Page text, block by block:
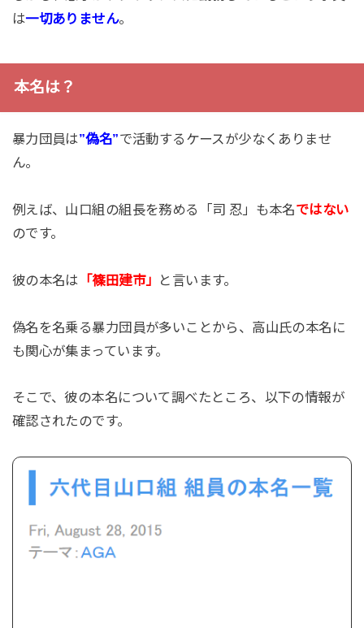
は一切ありません。
本名は？
暴力団員は”偽名”で活動するケースが少なくありませ
ん。
例えば、山口組の組長を務める「司 忍」も本名ではない
のです。
彼の本名は 「篠田建市」 と言います。
偽名を名乗る暴力団員が多いことから、高山氏の本名に
も関心が集まっています。
そこで、彼の本名について調べたところ、以下の情報が
確認されたのです。